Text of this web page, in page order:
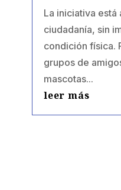
La iniciativa está
ciudadanía, sin
condición física.
grupos de
mascotas...
leer más